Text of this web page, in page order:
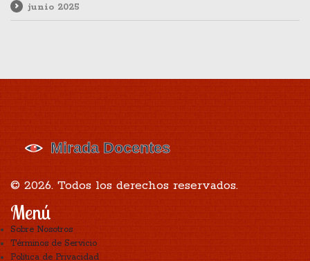
junio 2025
© 2026. Todos los derechos reservados.
Menú
Sobre Nosotros
Términos de Servicio
Política de Privacidad